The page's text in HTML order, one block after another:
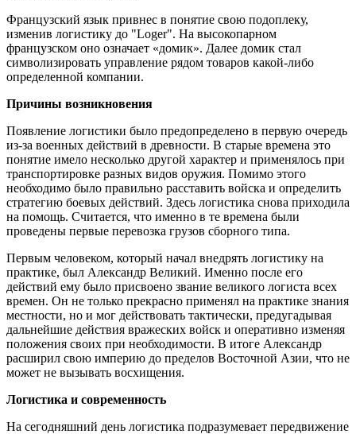
Французский язык привнес в понятие свою подоплеку,
изменив логистику до "Loger". На высокопарном
французском оно означает «домик». Далее домик стал
символизировать управление рядом товаров какой-либо
определенной компании.
Причины возникновения
Появление логистики было предопределено в первую очередь
из-за военных действий в древности. В старые времена это
понятие имело несколько другой характер и применялось при
транспортировке разных видов оружия. Помимо этого
необходимо было правильно расставить войска и определить
стратегию боевых действий. Здесь логистика снова приходила
на помощь. Считается, что именно в те времена были
проведены первые перевозка грузов сборного типа.
Первым человеком, который начал внедрять логистику на
практике, был Александр Великий. Именно после его
действий ему было присвоено звание великого логиста всех
времен. Он не только прекрасно применял на практике знания
местности, но и мог действовать тактически, предугадывая
дальнейшие действия вражеских войск и оперативно изменяя
положения своих при необходимости. В итоге Александр
расширил свою империю до пределов Восточной Азии, что не
может не вызывать восхищения.
Логистика и современность
На сегодняшний день логистика подразумевает передвижение